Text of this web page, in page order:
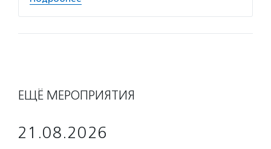
ЕЩЁ МЕРОПРИЯТИЯ
21.08.2026